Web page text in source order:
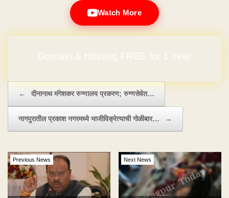
Watch More
Domain & Hosting FREE for 1 Year
← दीनानाथ मंगेशकर रुग्णालय प्रकरण; रुग्णसेवेत…
नागपुरातील प्रकाश नगरमध्ये भाजीविक्रेत्याची गोळीबार… →
Previous News Next News